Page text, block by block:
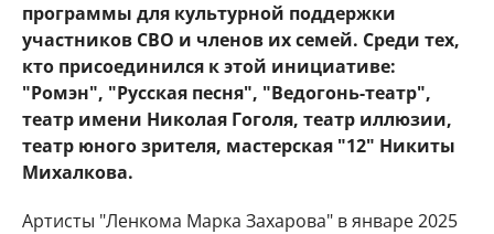
программы для культурной поддержки
участников СВО и членов их семей. Среди тех,
кто присоединился к этой инициативе:
"Ромэн", "Русская песня", "Ведогонь-театр",
театр имени Николая Гоголя, театр иллюзии,
театр юного зрителя, мастерская "12" Никиты
Михалкова.
Артисты "Ленкома Марка Захарова" в январе 2025